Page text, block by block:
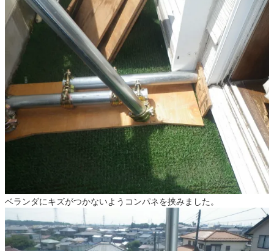
ベランダにキズがつかないようコンパネを挟みました。